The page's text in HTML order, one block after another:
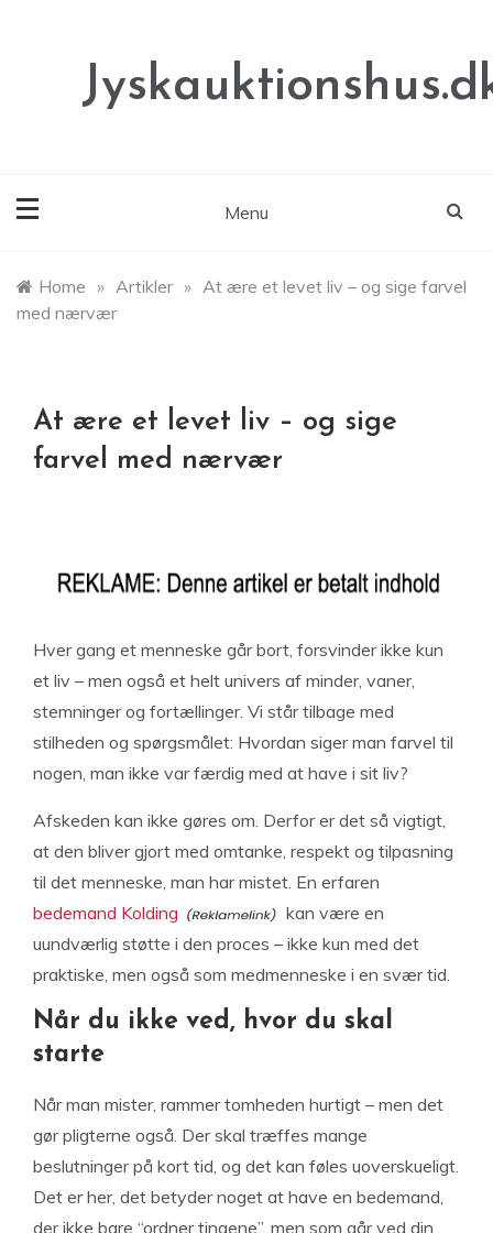
Menu
Home » Artikler » At ære et levet liv – og sige farvel
med nærvær
At ære et levet liv – og sige
farvel med nærvær
Hver gang et menneske går bort, forsvinder ikke kun
et liv – men også et helt univers af minder, vaner,
stemninger og fortællinger. Vi står tilbage med
stilheden og spørgsmålet: Hvordan siger man farvel til
nogen, man ikke var færdig med at have i sit liv?
Afskeden kan ikke gøres om. Derfor er det så vigtigt,
at den bliver gjort med omtanke, respekt og tilpasning
til det menneske, man har mistet. En erfaren
bedemand Kolding
kan være en
uundværlig støtte i den proces – ikke kun med det
praktiske, men også som medmenneske i en svær tid.
Når du ikke ved, hvor du skal
starte
Når man mister, rammer tomheden hurtigt – men det
gør pligterne også. Der skal træffes mange
beslutninger på kort tid, og det kan føles uoverskueligt.
Det er her, det betyder noget at have en bedemand,
der ikke bare “ordner tingene”, men som går ved din